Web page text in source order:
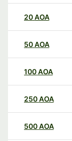
20AOA
50AOA
100AOA
250AOA
500AOA